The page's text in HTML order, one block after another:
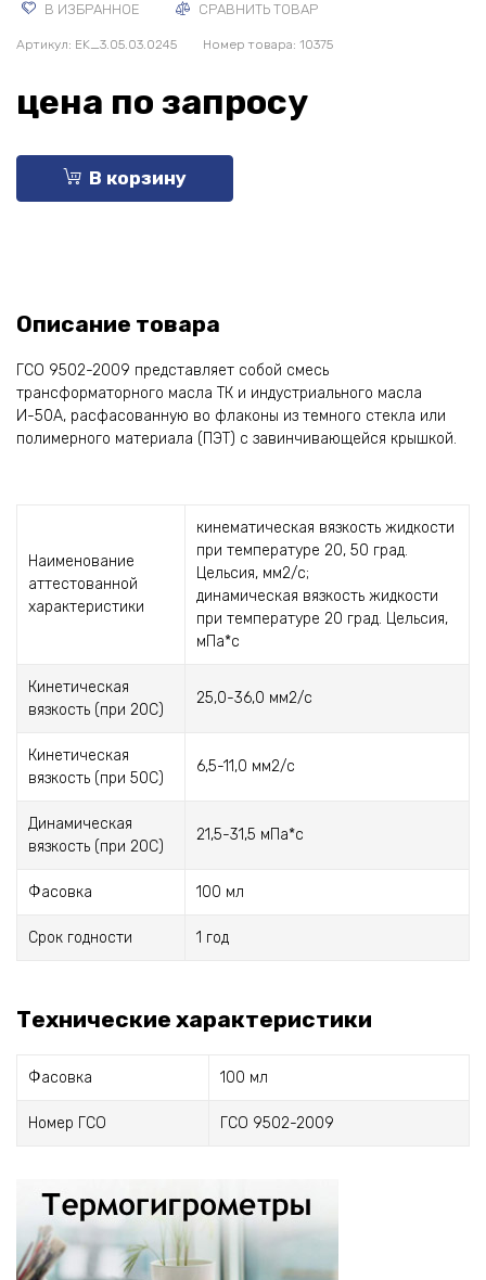
В ИЗБРАННОЕ СРАВНИТЬ ТОВАР
Артикул: EK_3.05.03.0245 Номер товара: 10375
цена по запросу
В корзину
Описание товара
ГСО 9502-2009 представляет собой смесь
трансформаторного масла ТК и индустриального масла
И-50А, расфасованную во флаконы из темного стекла или
полимерного материала (ПЭТ) с завинчивающейся крышкой.
Наименование
аттестованной
характеристики
кинематическая вязкость жидкости
при температуре 20, 50 град.
Цельсия, мм2/с;
динамическая вязкость жидкости
при температуре 20 град. Цельсия,
мПа*с
Кинетическая
вязкость (при 20С)
25,0-36,0 мм2/с
Кинетическая
вязкость (при 50С)
6,5-11,0 мм2/с
Динамическая
вязкость (при 20С)
21,5-31,5 мПа*с
Фасовка 100 мл
Срок годности 1 год
Технические характеристики
Фасовка 100 мл
Номер ГСО ГСО 9502-2009